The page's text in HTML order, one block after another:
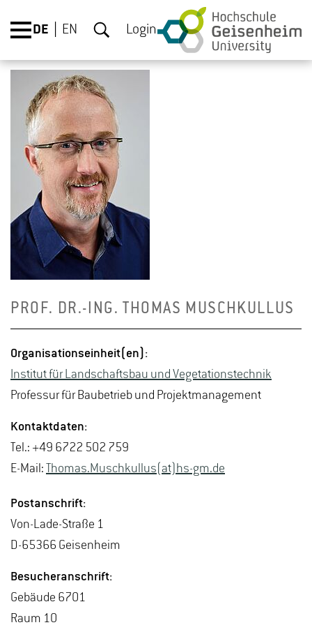
DE EN Login
PROF. DR.-ING. THO­MAS MUSCH­KUL­LUS
Or­ga­ni­sa­ti­ons­ein­heit(en):
In­sti­tut für Land­schafts­bau und Ve­ge­ta­ti­ons­tech­nik
Pro­fes­sur für Bau­be­trieb und Pro­jekt­ma­nage­ment
Kon­takt­da­ten:
Tel.: +49 6722 502 759
E-Mail: Tho­mas.Musch­kul­lus(at)hs-​gm.​de
Post­an­schrift:
Von-La­de-Stra­ße 1
D-65366 Gei­sen­heim
Be­su­cher­an­schrift:
Ge­bäu­de 6701
Raum 10